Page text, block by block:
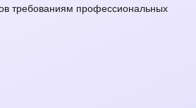
требованиям профессиональных